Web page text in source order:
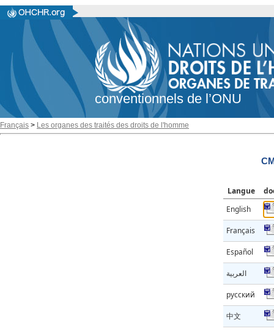
conventionnels de l’ONU
Français > Les organes des traités des droits de l'homme
Langue
English
Français
Español
العربية
русский
中文